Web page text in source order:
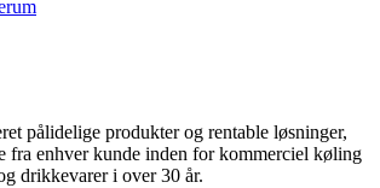
pålidelige produkter og rentable løsninger,
fra enhver kunde inden for kommerciel køling
drikkevarer i over 30 år.